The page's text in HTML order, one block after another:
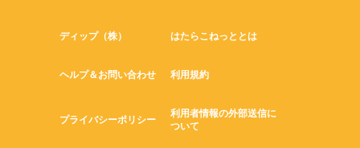
ディップ（株） はたらこねっととは
ヘルプ＆お問い合わせ 利用規約
プライバシーポリシー
利用者情報の外部送信に
ついて